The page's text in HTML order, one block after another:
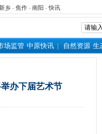
乡 - 焦作 - 南阳 -快讯
场监管 中原快讯 自然资源 生
办下届艺术节